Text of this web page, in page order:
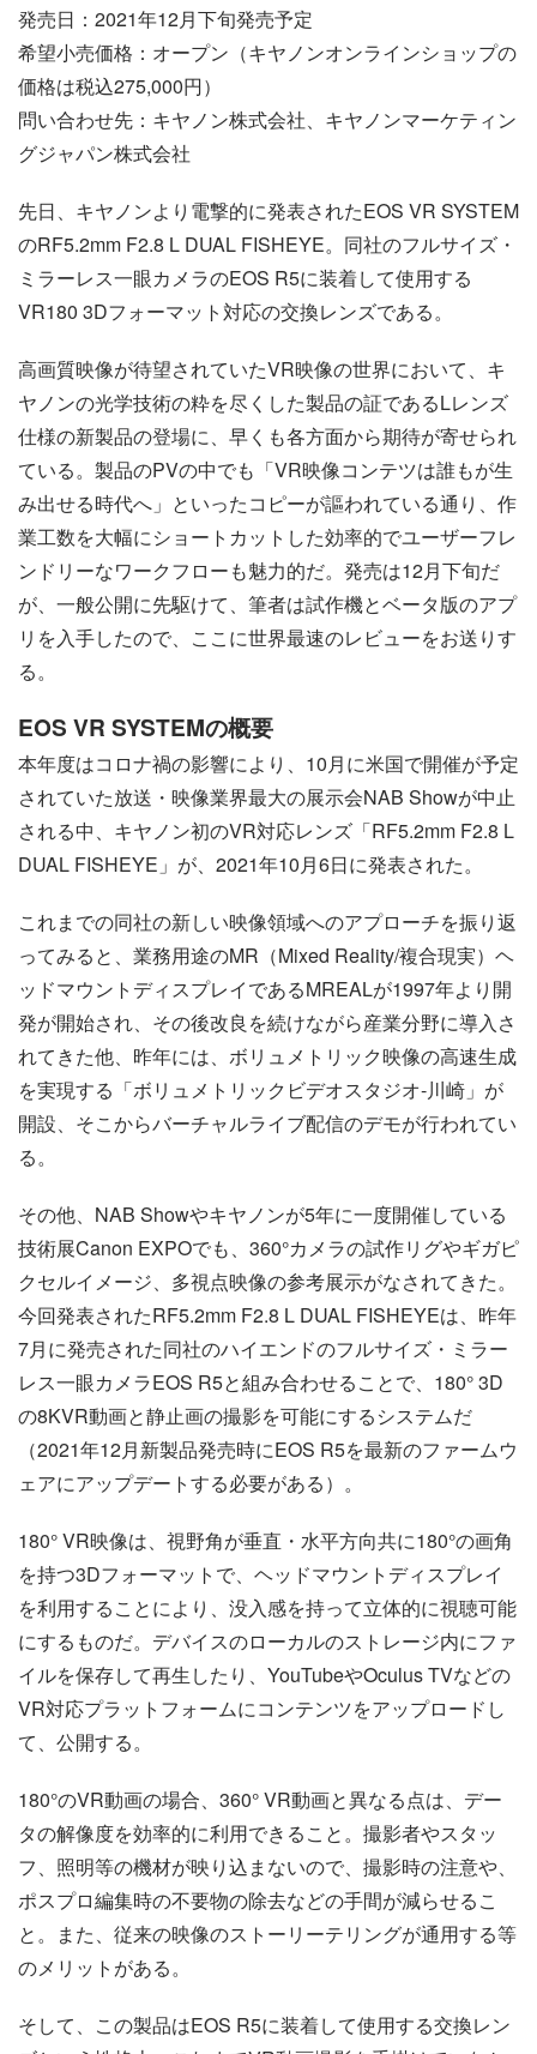
発売日：2021年12月下旬発売予定
希望小売価格：オープン（キヤノンオンラインショップの
価格は税込275,000円）
問い合わせ先：キヤノン株式会社、キヤノンマーケティン
グジャパン株式会社
先日、キヤノンより電撃的に発表されたEOS VR SYSTEM
のRF5.2mm F2.8 L DUAL FISHEYE。同社のフルサイズ・
ミラーレス一眼カメラのEOS R5に装着して使用する
VR180 3Dフォーマット対応の交換レンズである。
高画質映像が待望されていたVR映像の世界において、キ
ヤノンの光学技術の粋を尽くした製品の証であるLレンズ
仕様の新製品の登場に、早くも各方面から期待が寄せられ
ている。製品のPVの中でも「VR映像コンテツは誰もが生
み出せる時代へ」といったコピーが謳われている通り、作
業工数を大幅にショートカットした効率的でユーザーフレ
ンドリーなワークフローも魅力的だ。発売は12月下旬だ
が、一般公開に先駆けて、筆者は試作機とベータ版のアプ
リを入手したので、ここに世界最速のレビューをお送りす
る。
EOS VR SYSTEMの概要
本年度はコロナ禍の影響により、10月に米国で開催が予定
されていた放送・映像業界最大の展示会NAB Showが中止
される中、キヤノン初のVR対応レンズ「RF5.2mm F2.8 L
DUAL FISHEYE」が、2021年10月6日に発表された。
これまでの同社の新しい映像領域へのアプローチを振り返
ってみると、業務用途のMR（Mixed Reality/複合現実）ヘ
ッドマウントディスプレイであるMREALが1997年より開
発が開始され、その後改良を続けながら産業分野に導入さ
れてきた他、昨年には、ボリュメトリック映像の高速生成
を実現する「ボリュメトリックビデオスタジオ‐川崎」が
開設、そこからバーチャルライブ配信のデモが行われてい
る。
その他、NAB Showやキヤノンが5年に一度開催している
技術展Canon EXPOでも、360°カメラの試作リグやギガピ
クセルイメージ、多視点映像の参考展示がなされてきた。
今回発表されたRF5.2mm F2.8 L DUAL FISHEYEは、昨年
7月に発売された同社のハイエンドのフルサイズ・ミラー
レス一眼カメラEOS R5と組み合わせることで、180° 3D
の8KVR動画と静止画の撮影を可能にするシステムだ
（2021年12月新製品発売時にEOS R5を最新のファームウ
ェアにアップデートする必要がある）。
180° VR映像は、視野角が垂直・水平方向共に180°の画角
を持つ3Dフォーマットで、ヘッドマウントディスプレイ
を利用することにより、没入感を持って立体的に視聴可能
にするものだ。デバイスのローカルのストレージ内にファ
イルを保存して再生したり、YouTubeやOculus TVなどの
VR対応プラットフォームにコンテンツをアップロードし
て、公開する。
180°のVR動画の場合、360° VR動画と異なる点は、デー
タの解像度を効率的に利用できること。撮影者やスタッ
フ、照明等の機材が映り込まないので、撮影時の注意や、
ポスプロ編集時の不要物の除去などの手間が減らせるこ
と。また、従来の映像のストーリーテリングが通用する等
のメリットがある。
そして、この製品はEOS R5に装着して使用する交換レン